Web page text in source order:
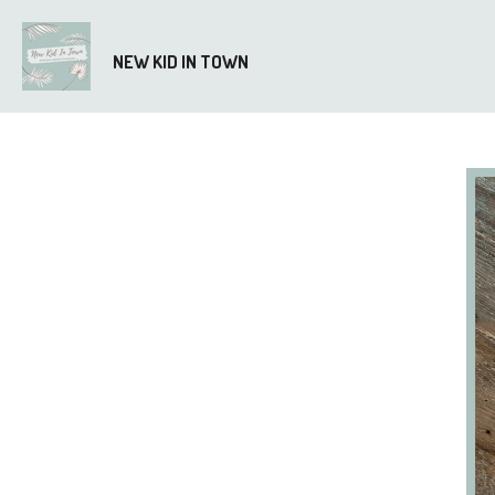
Ga
direct
naar
de
hoofdinhoud
NEW KID IN TOWN